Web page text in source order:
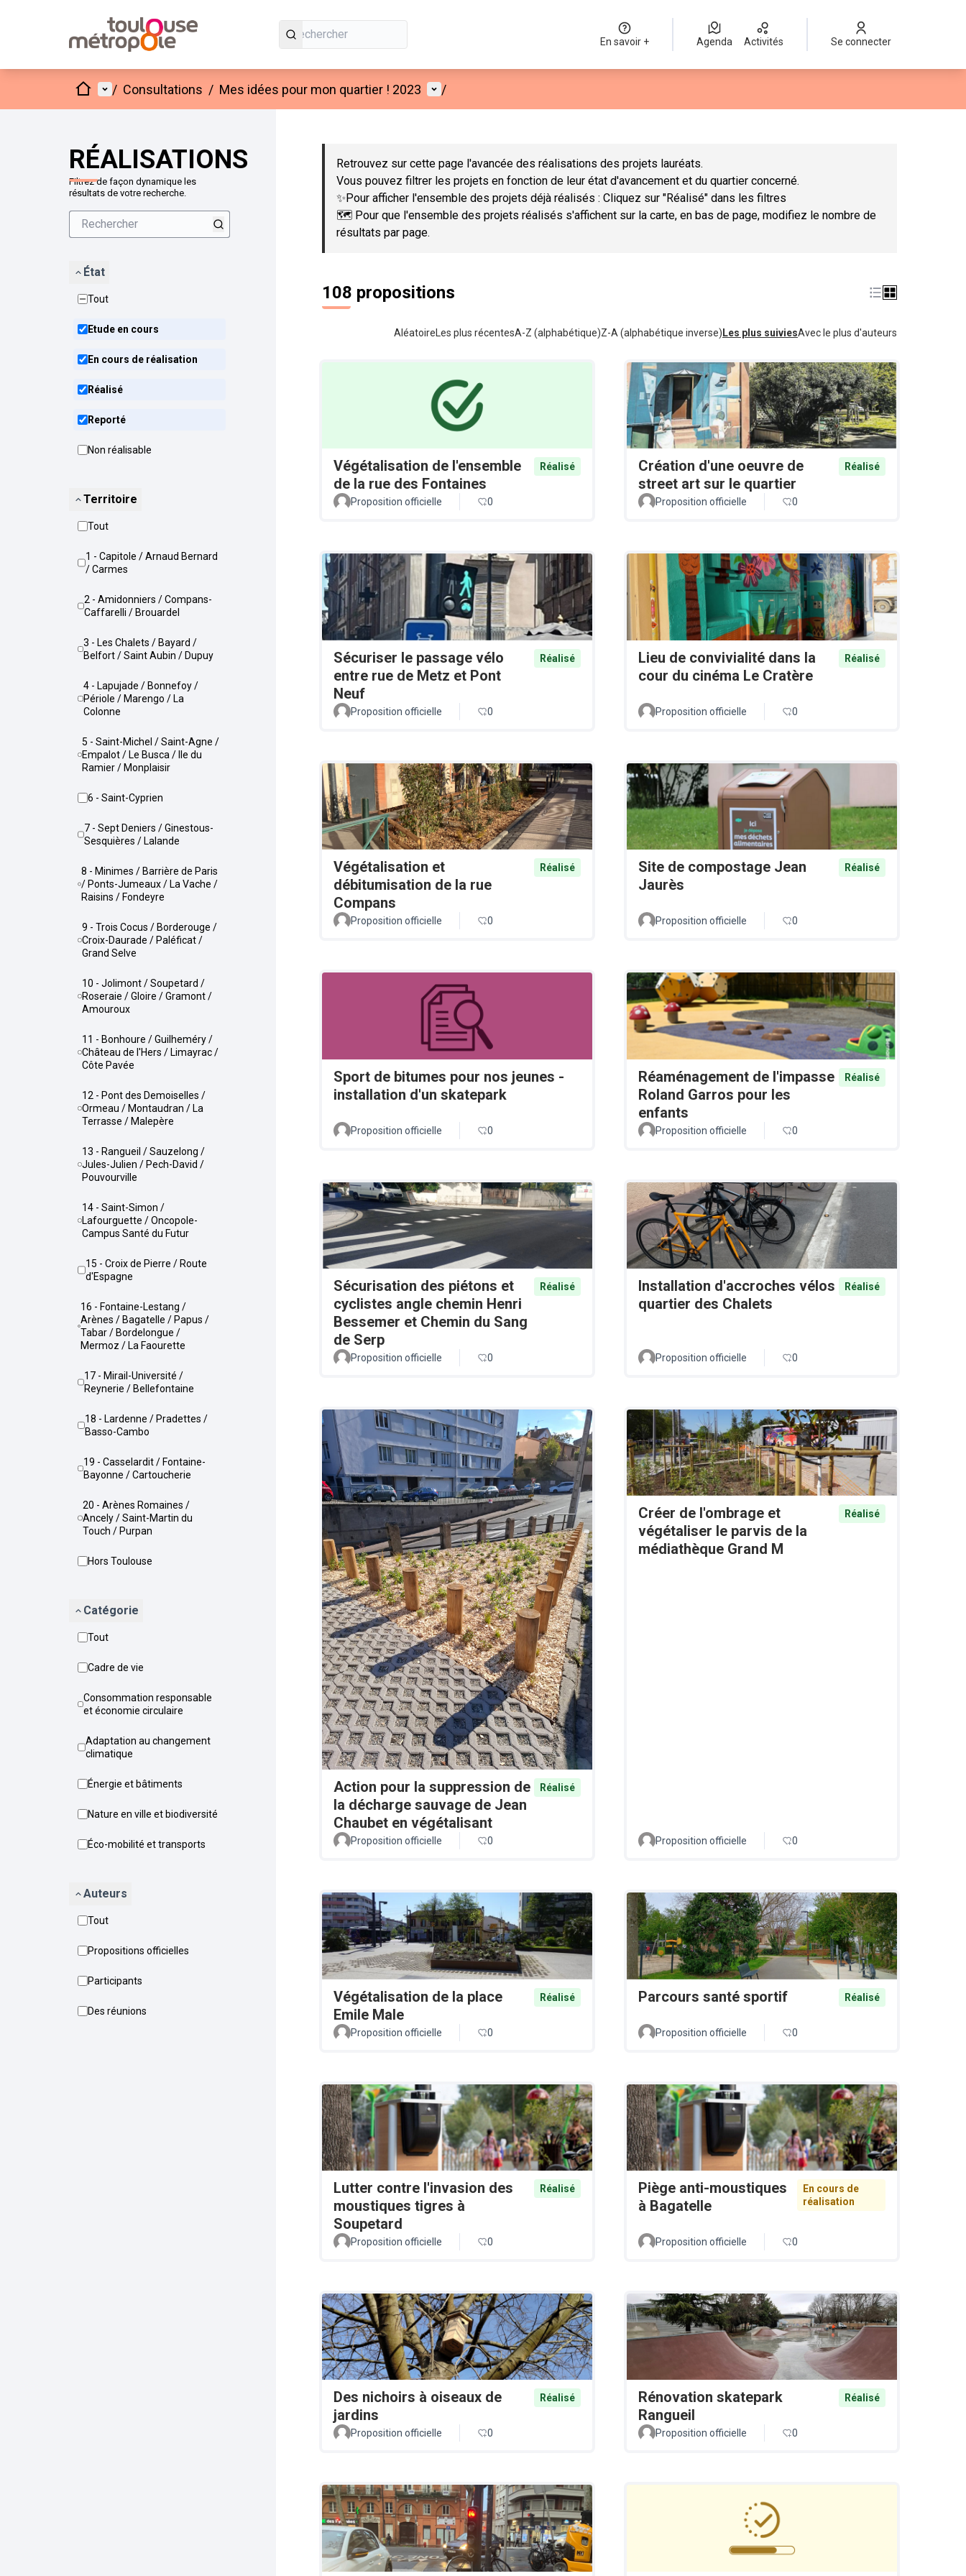
En savoir + Agenda Activités Se connecter
AccueilMenu principal
/ Consultations / Mes idées pour mon quartier ! 2023 Menu utilisateur
/
RÉALISATIONS
Filtrez de façon dynamique les
résultats de votre recherche.
État
Tout
Etude en cours
En cours de réalisation
Réalisé
Reporté
Non réalisable
Territoire
Tout
1 - Capitole / Arnaud Bernard
/ Carmes
2 - Amidonniers / Compans-
Caffarelli / Brouardel
3 - Les Chalets / Bayard /
Belfort / Saint Aubin / Dupuy
4 - Lapujade / Bonnefoy /
Périole / Marengo / La
Colonne
5 - Saint-Michel / Saint-Agne /
Empalot / Le Busca / Ile du
Ramier / Monplaisir
6 - Saint-Cyprien
7 - Sept Deniers / Ginestous-
Sesquières / Lalande
8 - Minimes / Barrière de Paris
/ Ponts-Jumeaux / La Vache /
Raisins / Fondeyre
9 - Trois Cocus / Borderouge /
Croix-Daurade / Paléficat /
Grand Selve
10 - Jolimont / Soupetard /
Roseraie / Gloire / Gramont /
Amouroux
11 - Bonhoure / Guilheméry /
Château de l'Hers / Limayrac /
Côte Pavée
12 - Pont des Demoiselles /
Ormeau / Montaudran / La
Terrasse / Malepère
13 - Rangueil / Sauzelong /
Jules-Julien / Pech-David /
Pouvourville
14 - Saint-Simon /
Lafourguette / Oncopole-
Campus Santé du Futur
15 - Croix de Pierre / Route
d'Espagne
16 - Fontaine-Lestang /
Arènes / Bagatelle / Papus /
Tabar / Bordelongue /
Mermoz / La Faourette
17 - Mirail-Université /
Reynerie / Bellefontaine
18 - Lardenne / Pradettes /
Basso-Cambo
19 - Casselardit / Fontaine-
Bayonne / Cartoucherie
20 - Arènes Romaines /
Ancely / Saint-Martin du
Touch / Purpan
Hors Toulouse
Catégorie
Tout
Cadre de vie
Consommation responsable
et économie circulaire
Adaptation au changement
climatique
Énergie et bâtiments
Nature en ville et biodiversité
Éco-mobilité et transports
Auteurs
Tout
Propositions officielles
Participants
Des réunions
Passer la carte
Retrouvez sur cette page l'avancée des réalisations des projets lauréats.
Vous pouvez filtrer les projets en fonction de leur état d'avancement et du quartier concerné.
✨Pour afficher l'ensemble des projets déjà réalisés : Cliquez sur "Réalisé" dans les filtres
🗺️ Pour que l'ensemble des projets réalisés s'affichent sur la carte, en bas de page, modifiez le nombre de
résultats par page.
108 propositions
Aléatoire Les plus récentesA-Z (alphabétique)Z-A (alphabétique inverse) Les plus suiviesAvec le plus d'auteurs
Végétalisation de l'ensemble
de la rue des Fontaines
Réalisé
Proposition officielle 0
Création d'une oeuvre de
street art sur le quartier
Réalisé
Proposition officielle 0
Sécuriser le passage vélo
entre rue de Metz et Pont
Neuf
Réalisé
Proposition officielle 0
Lieu de convivialité dans la
cour du cinéma Le Cratère
Réalisé
Proposition officielle 0
Végétalisation et
débitumisation de la rue
Compans
Réalisé
Proposition officielle 0
Site de compostage Jean
Jaurès
Réalisé
Proposition officielle 0
Sport de bitumes pour nos jeunes -
installation d'un skatepark
Proposition officielle 0
Réaménagement de l'impasse
Roland Garros pour les
enfants
Réalisé
Proposition officielle 0
Sécurisation des piétons et
cyclistes angle chemin Henri
Bessemer et Chemin du Sang
de Serp
Réalisé
Proposition officielle 0
Installation d'accroches vélos
quartier des Chalets
Réalisé
Proposition officielle 0
Action pour la suppression de
la décharge sauvage de Jean
Chaubet en végétalisant
Réalisé
Proposition officielle 0
Créer de l'ombrage et
végétaliser le parvis de la
médiathèque Grand M
Réalisé
Proposition officielle 0
Végétalisation de la place
Emile Male
Réalisé
Proposition officielle 0
Parcours santé sportif Réalisé
Proposition officielle 0
Lutter contre l'invasion des
moustiques tigres à
Soupetard
Réalisé
Proposition officielle 0
Piège anti-moustiques
à Bagatelle
En cours de
réalisation
Proposition officielle 0
Des nichoirs à oiseaux de
jardins
Réalisé
Proposition officielle 0
Rénovation skatepark
Rangueil
Réalisé
Proposition officielle 0